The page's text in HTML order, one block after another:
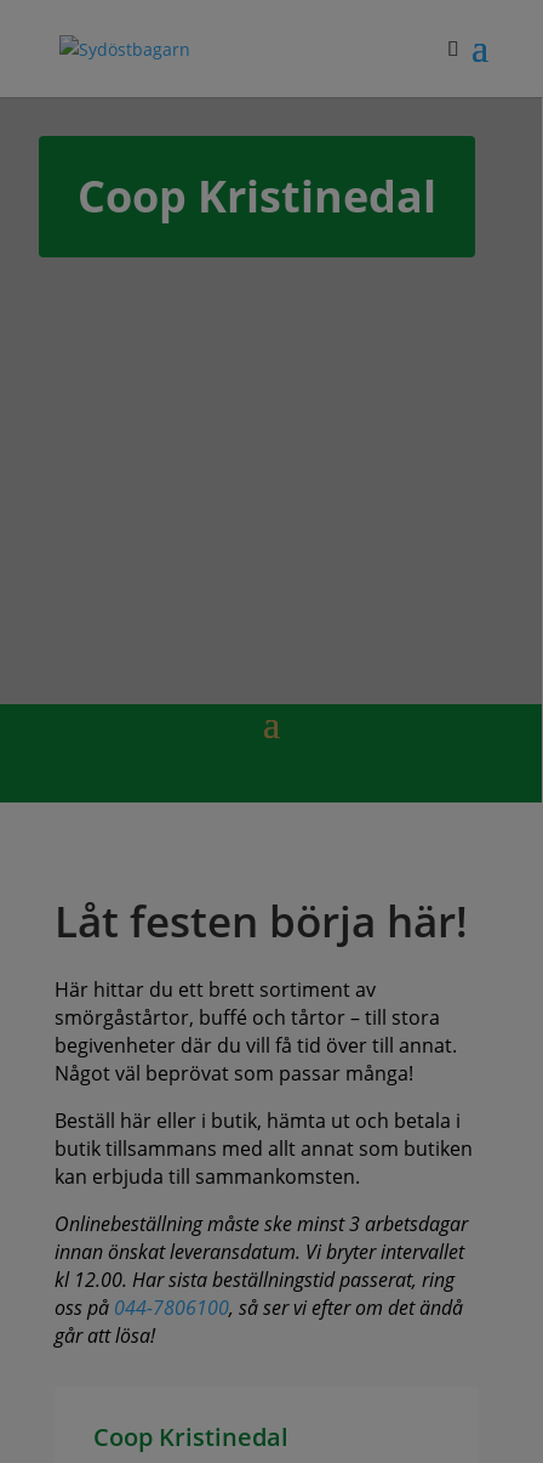
Coop Kristinedal
Låt festen börja här!
Här hittar du ett brett sortiment av
smörgåstårtor, buffé och tårtor – till stora
begivenheter där du vill få tid över till annat.
Något väl beprövat som passar många!
Beställ här eller i butik, hämta ut och betala i
butik tillsammans med allt annat som butiken
kan erbjuda till sammankomsten.
Onlinebeställning måste ske minst 3 arbetsdagar
innan önskat leveransdatum. Vi bryter intervallet
kl 12.00. Har sista beställningstid passerat, ring
oss på 044-7806100, så ser vi efter om det ändå
går att lösa!
Coop Kristinedal